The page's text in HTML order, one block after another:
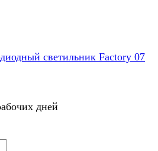
светильник Factory 07
дней